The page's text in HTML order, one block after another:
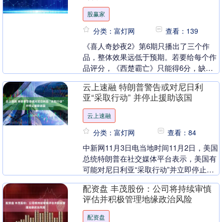
股赢家
分类：富灯网 查看：139
《喜人奇妙夜2》第6期只播出了三个作
品，整体效果远低于预期。若要给每个作
品评分，《西楚霸亡》只能得6分，缺乏
算6分，结合张维....
云上速融 特朗普警告或对尼日利
亚“采取行动” 并停止援助该国
云上速融
分类：富灯网 查看：84
中新网11月3日电当地时间11月2日，美国
总统特朗普在社交媒体平台表示，美国有
可能对尼日利亚“采取行动”并立即停止对
规模屠杀....
配资盘 丰茂股份：公司将持续审慎
评估并积极管理地缘政治风险
配资盘